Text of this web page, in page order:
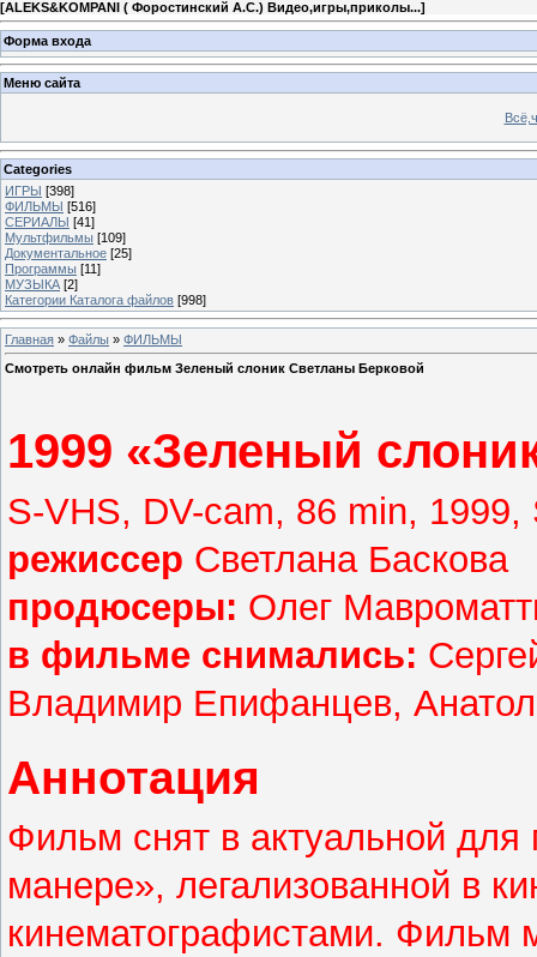
[ALEKS&KOMPANI ( Форостинский А.С.) Видео,игры,приколы...]
Форма входа
Меню сайта
Categories
ИГРЫ [398]
ФИЛЬМЫ [516]
СЕРИАЛЫ [41]
Мультфильмы [109]
Документальное [25]
Программы [11]
МУЗЫКА [2]
Категории Каталога файлов [998]
Главная » Файлы » ФИЛЬМЫ
Смотреть онлайн фильм Зеленый слоник Светланы Берковой
1999 «Зеленый
S-VHS, DV-cam, 86 min,
режиссер Светлана Баскова
продюсеры: Олег
в фильме снимались:
Владимир Епифанцев,
Аннотация
Фильм снят в актуальной для
манере», легализованной в
кинематографистами. Фильм